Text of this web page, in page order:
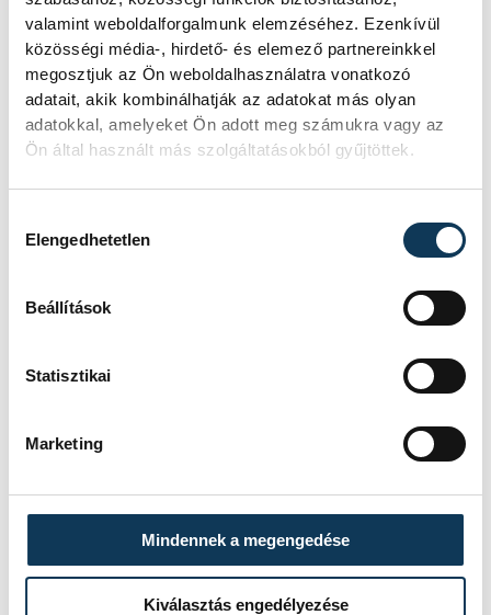
valamint weboldalforgalmunk elemzéséhez. Ezenkívül
közösségi média-, hirdető- és elemező partnereinkkel
megosztjuk az Ön weboldalhasználatra vonatkozó
adatait, akik kombinálhatják az adatokat más olyan
adatokkal, amelyeket Ön adott meg számukra vagy az
Ön által használt más szolgáltatásokból gyűjtöttek.
Elengedhetetlen
Beállítások
Statisztikai
Marketing
Mindennek a megengedése
Kiválasztás engedélyezése
2024. MÁJUS 14. 15:50
Töltsük fel játékokkal a
játszótéri homokozókat!
Ismét megszervezi gyereknapi akcióját a
várják a veszprémiektől azokat a használt,
de még jó állapotban lévő játékokat,
amelyeket gyereknap alkalmából a város
játszóterein helyeznek majd el.
2024. ÁPRILIS 24. 8:12